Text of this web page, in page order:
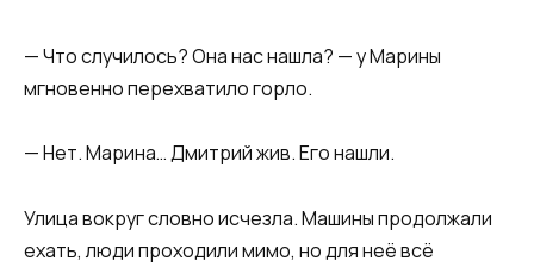
— Что случилось? Она нас нашла? — у Марины
мгновенно перехватило горло.
— Нет. Марина… Дмитрий жив. Его нашли.
Улица вокруг словно исчезла. Машины продолжали
ехать, люди проходили мимо, но для неё всё